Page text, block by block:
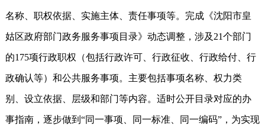
名称、职权依据、实施主体、责任事项等。完成《沈阳市皇
姑区政府部门政务服务事项目录》动态调整，涉及21个部门
的175项行政职权（包括行政许可、行政征收、行政给付、行
政确认等）和公共服务事项。主要包括事项名称、权力类
别、设立依据、层级和部门等内容。适时公开目录对应的办
事指南，逐步做到“同一事项、同一标准、同一编码”，为实现